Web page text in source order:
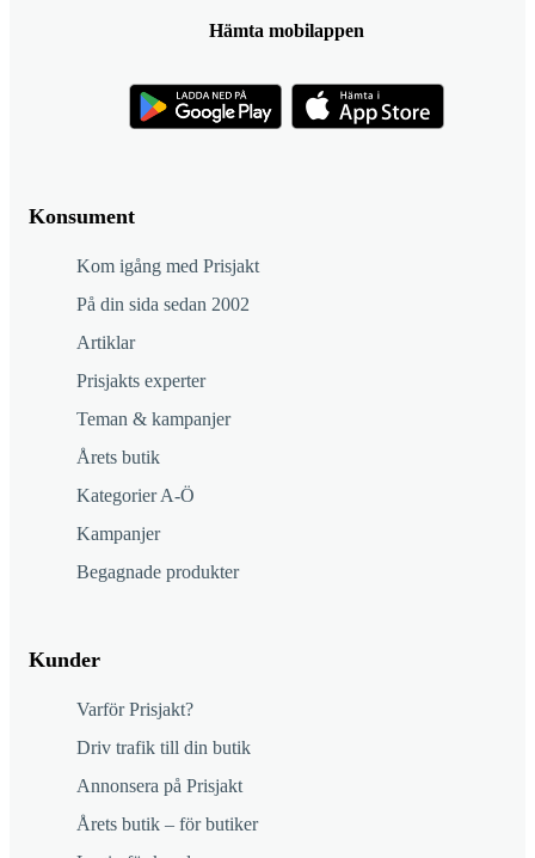
Konsument
Kom igång med Prisjakt
På din sida sedan 2002
Artiklar
Prisjakts experter
Teman & kampanjer
Årets butik
Kategorier A-Ö
Kampanjer
Begagnade produkter
Kunder
Varför Prisjakt?
Driv trafik till din butik
Annonsera på Prisjakt
Årets butik – för butiker
Hämta mobilappen